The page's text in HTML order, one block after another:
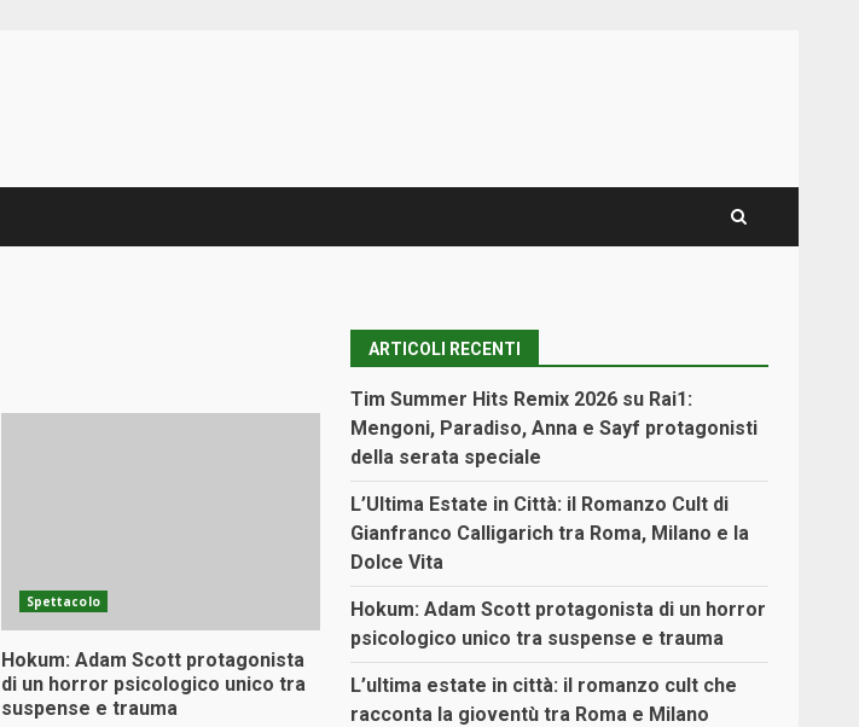
Spettacolo
Hokum: Adam Scott protagonista
di un horror psicologico unico tra
suspense e trauma
ARTICOLI RECENTI
Tim Summer Hits Remix 2026 su Rai1:
Mengoni, Paradiso, Anna e Sayf protagonisti
della serata speciale
L’Ultima Estate in Città: il Romanzo Cult di
Gianfranco Calligarich tra Roma, Milano e la
Dolce Vita
Hokum: Adam Scott protagonista di un horror
psicologico unico tra suspense e trauma
L’ultima estate in città: il romanzo cult che
racconta la gioventù tra Roma e Milano